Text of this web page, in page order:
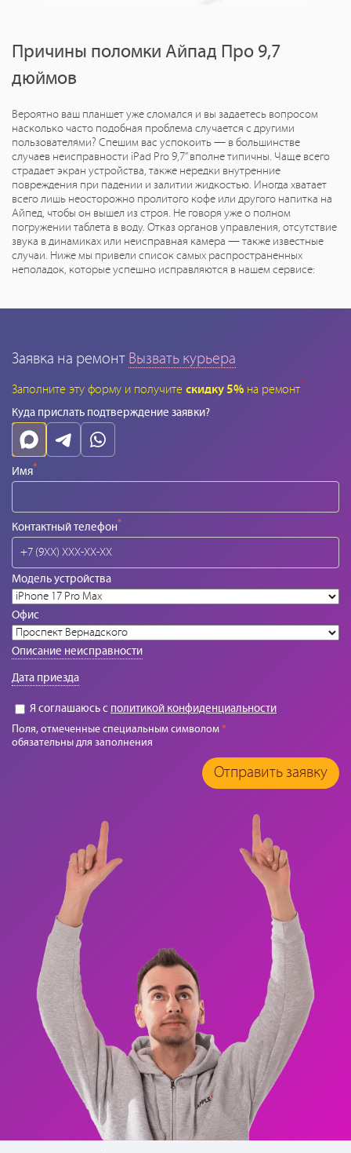
Причины поломки Айпад Про 9,7
дюймов
Вероятно ваш планшет уже сломался и вы задаетесь вопросом
насколько часто подобная проблема случается с другими
пользователями? Спешим вас успокоить — в большинстве
случаев неисправности iPad Pro 9,7” вполне типичны. Чаще всего
страдает экран устройства, также нередки внутренние
повреждения при падении и залитии жидкостью. Иногда хватает
всего лишь неосторожно пролитого кофе или другого напитка на
Айпед, чтобы он вышел из строя. Не говоря уже о полном
погружении таблета в воду. Отказ органов управления, отсутствие
звука в динамиках или неисправная камера — также известные
случаи. Ниже мы привели список самых распространенных
неполадок, которые успешно исправляются в нашем сервисе:
Заявка на ремонт Вызвать курьера
Заполните эту форму и получите скидку 5% на ремонт*
Куда прислать подтверждение заявки?
Имя*
Контактный телефон*
Модель устройства
Офис
Описание неисправности
Дата приезда
Я соглашаюсь с политикой конфиденциальности
Поля, отмеченные специальным символом*
обязательны для заполнения
Отправить заявку